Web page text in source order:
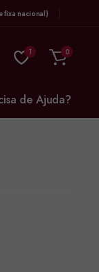
fixa nacional)
1 0
de Ajuda?